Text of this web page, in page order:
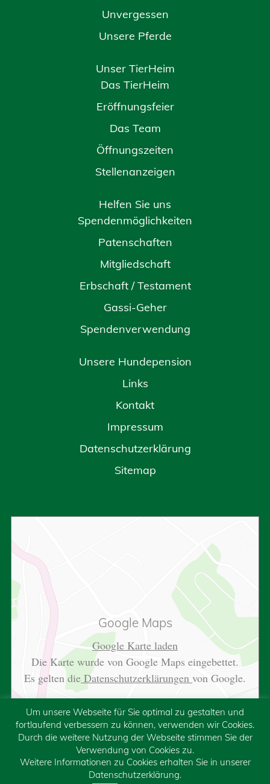
Unvergessen
Unsere Pferde
Unser TierHeim
Das TierHeim
Eröffnungsfeier
Das Team
Öffnungszeiten
Stellenanzeigen
Helfen Sie uns
Spendenmöglichkeiten
Patenschaften
Mitgliedschaft
Erbschaft / Testament
Gassi-Geher
Spendenverwendung
Unsere Hundepension
Links
Kontakt
Impressum
Datenschutzerklärung
Sitemap
Google Maps
Google Karte laden
Die Karte wurde von Google Maps eingebettet.
Es gelten die Datenschutzerklärungen von Google.
Um unsere Webseite für Sie optimal zu gestalten und
fortlaufend verbessern zu können, verwenden wir Cookies.
Durch die weitere Nutzung der Webseite stimmen Sie der
Verwendung von Cookies zu.
Weitere Informationen zu Cookies erhalten Sie in unserer
Datenschutzerklärung.